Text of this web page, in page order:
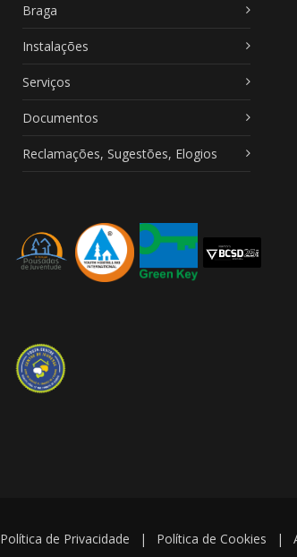
Braga
Instalações
Serviços
Documentos
Reclamações, Sugestões, Elogios
Política de Privacidade | Política de Cookies |